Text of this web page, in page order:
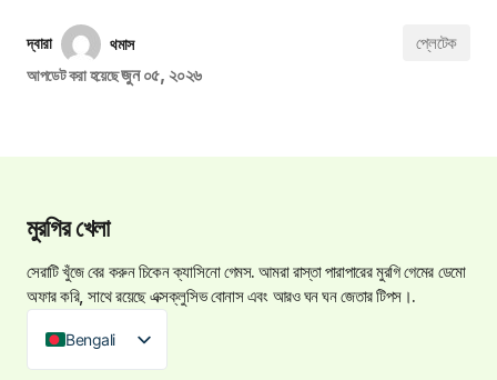
দ্বারা
থমাস
আপডেট করা হয়েছেজুন ০৫, ২০২৬
প্লেটেক
মুরগির খেলা
সেরাটি খুঁজে বের করুনচিকেন ক্যাসিনো গেমস. আমরা রাস্তা পারাপারের মুরগি গেমের ডেমো
অফার করি, সাথে রয়েছে এক্সক্লুসিভ বোনাস এবং আরও ঘন ঘন জেতার টিপস।.
Bengali